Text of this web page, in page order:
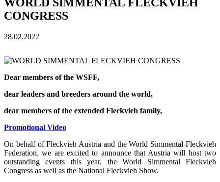
CONGRESS
28.02.2022
Dear members of the WSFF,
dear leaders and breeders around the world,
dear members of the extended Fleckvieh family,
Promotional Video
On behalf of Fleckvieh Austria and the World Simmental-Fleckvieh
Federation, we are excited to announce that Austria will host two
outstanding events this year, the World Simmental Fleckvieh
Congress as well as the National Fleckvieh Show.